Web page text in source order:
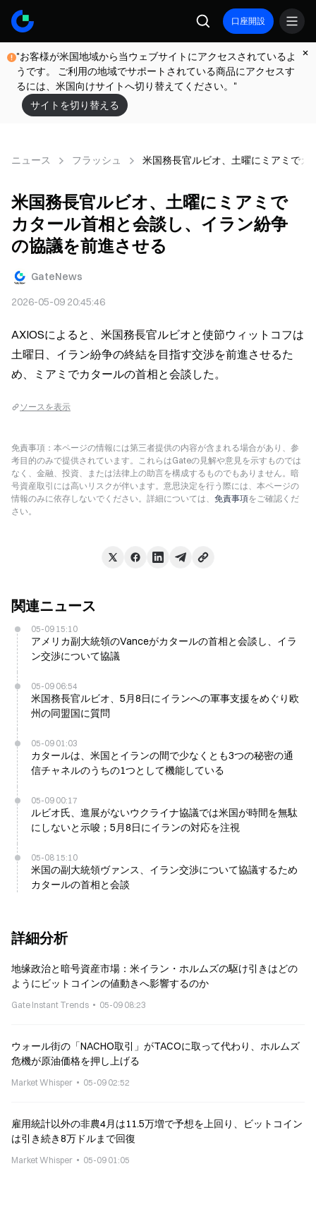
口座開設
"お客様が米国地域から当ウェブサイトにアクセスされているよ
うです。 ご利用の地域でサポートされている商品にアクセスす
るには、米国向けサイトへ切り替えてください。"
サイトを切り替える
ニュース フラッシュ 米国務長官ルビオ、土曜にミアミで
米国務長官ルビオ、土曜にミアミで
カタール首相と会談し、イラン紛争
の協議を前進させる
GateNews
2026-05-09 20:45:46
AXIOSによると、米国務長官ルビオと使節ウィットコフは
土曜日、イラン紛争の終結を目指す交渉を前進させるた
め、ミアミでカタールの首相と会談した。
ソースを表示
免責事項：本ページの情報には第三者提供の内容が含まれる場合があり、参
考目的のみで提供されています。これらはGateの見解や意見を示すものでは
なく、金融、投資、または法律上の助言を構成するものでもありません。暗
号資産取引には高いリスクが伴います。意思決定を行う際には、本ページの
情報のみに依存しないでください。詳細については、 免責事項をご確認くだ
さい。
関連ニュース
05-09 15:10
アメリカ副大統領のVanceがカタールの首相と会談し、イラ
ン交渉について協議
05-09 06:54
米国務長官ルビオ、5月8日にイランへの軍事支援をめぐり欧
州の同盟国に質問
05-09 01:03
カタールは、米国とイランの間で少なくとも3つの秘密の通
信チャネルのうちの1つとして機能している
05-09 00:17
ルビオ氏、進展がないウクライナ協議では米国が時間を無駄
にしないと示唆；5月8日にイランの対応を注視
05-08 15:10
米国の副大統領ヴァンス、イラン交渉について協議するため
カタールの首相と会談
詳細分析
地缘政治と暗号資産市場：米イラン・ホルムズの駆け引きはどの
ようにビットコインの値動きへ影響するのか
Gate Instant Trends 05-09 08:23
ウォール街の「NACHO取引」がTACOに取って代わり、ホルムズ
危機が原油価格を押し上げる
Market Whisper 05-09 02:52
雇用統計以外の非農4月は11.5万増で予想を上回り、ビットコイン
は引き続き8万ドルまで回復
Market Whisper 05-09 01:05